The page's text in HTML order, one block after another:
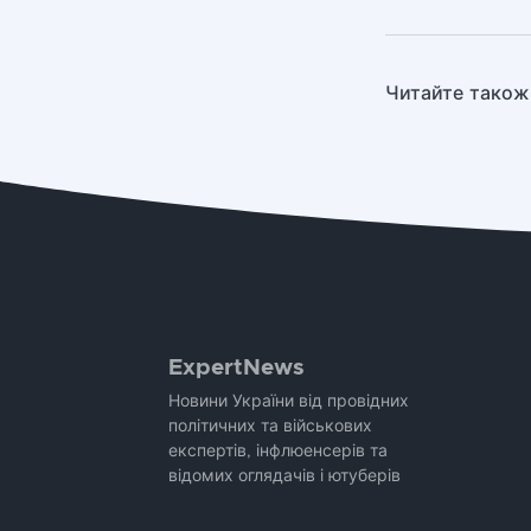
Читайте
ExpertNews
Новини України від провідних
політичних та військових
експертів, інфлюенсерів та
відомих оглядачів і ютуберів